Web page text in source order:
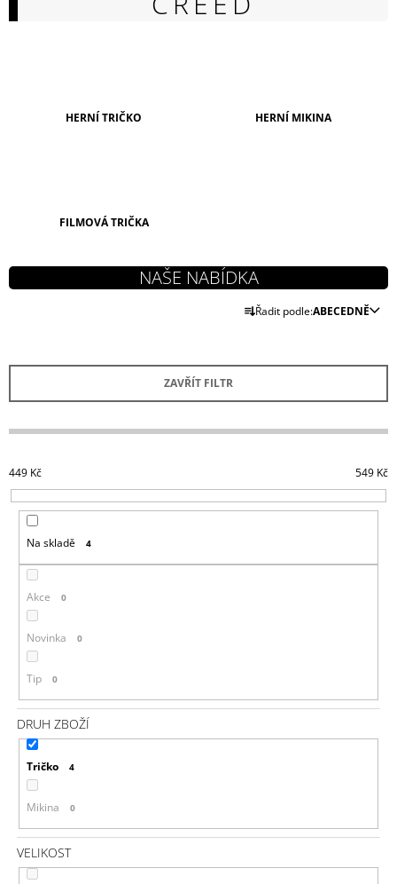
HERNÍ TRIČKO HERNÍ MIKINA
FILMOVÁ TRIČKA
Ř
E
N
P
O
D
K
Řadit podle:ABECEDNĚ
ZAVŘÍT FILTR
449 Kč 549 Kč
Na skladě 4
Akce 0
Novinka 0
Tip 0
DRUH ZBOŽÍ
Tričko 4
Mikina 0
VELIKOST
O
U
U
E
E
DOOM
ETERNAL
TRIČKO
UAC
LOGO
GREY
499
Kč